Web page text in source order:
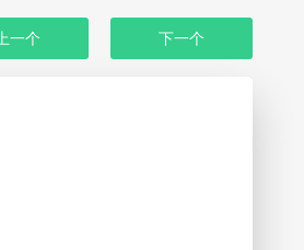
下一个
上一个